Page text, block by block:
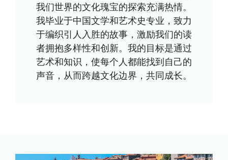
我们世界的文化瑰宝的探索充满热情。
我毕业于中国文学和艺术史专业，致力
于编织引人入胜的故事，激励我们的读
者拥抱多样性和创新。我的目标是通过
艺术和知识，使每个人都能找到自己的
声音，从而跨越文化边界，共同成长。